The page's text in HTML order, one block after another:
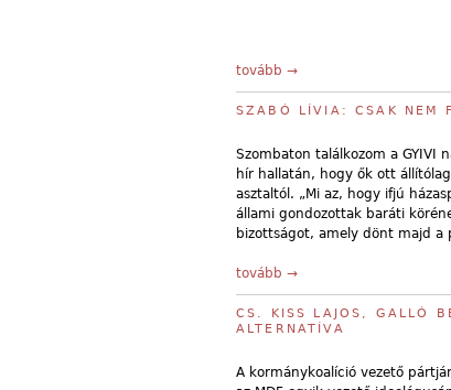
tovább →
SZABÓ LÍVIA: CSAK NEM
Szombaton találkozom a GYIVI
hír hallatán, hogy ők ott
asztaltól. „Mi az, hogy ifjú
állami gondozottak baráti
bizottságot, amely dönt majd a
tovább →
CS. KISS LAJOS, GALLÓ
ALTERNATÍVA
A kormánykoalíció vezető